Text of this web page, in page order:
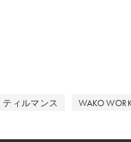
ィルマンス WAKO